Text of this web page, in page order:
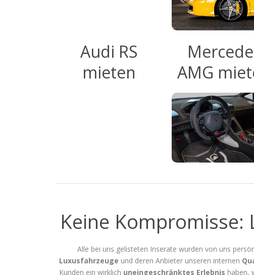
Audi RS
mieten
AMG
Keine
Alle bei uns gelisteten Inserate wurden von uns
Luxusfahrzeuge und deren Anbieter unseren internen
Kunden ein wirklich uneingeschränktes Erlebnis haben,